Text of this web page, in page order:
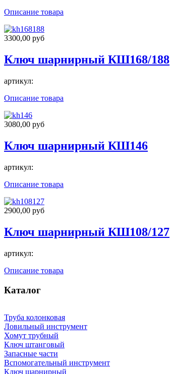
Описание товара
3300,00 руб
Ключ шарнирный КШ168/188
артикул:
Описание товара
3080,00 руб
Ключ шарнирный КШ146
артикул:
Описание товара
2900,00 руб
Ключ шарнирный КШ108/127
артикул:
Описание товара
Каталог
Труба колонковая
Ловильный инструмент
Хомут трубный
Ключ штанговый
Запасные части
Вспомогательный инструмент
Ключ шарнирный